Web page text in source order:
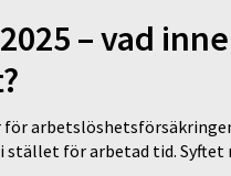
– vad
för
stället för arbetad tid.